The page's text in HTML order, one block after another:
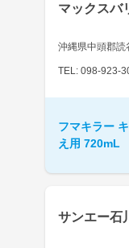
マックスバ
沖縄県中頭郡読
TEL: 098-923-
フマキラー
え用 720mL
サンエー石